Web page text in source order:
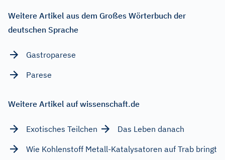
Weitere Artikel aus dem Großes Wörterbuch der
deutschen Sprache
Gastroparese
Parese
Weitere Artikel auf wissenschaft.de
Exotisches Teilchen
Das Leben danach
Wie Kohlenstoff Metall-Katalysatoren auf Trab bringt